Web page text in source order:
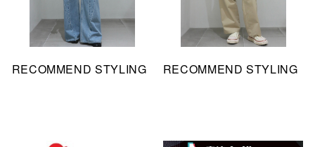
RECOMMEND STYLING RECOMMEND STYLING